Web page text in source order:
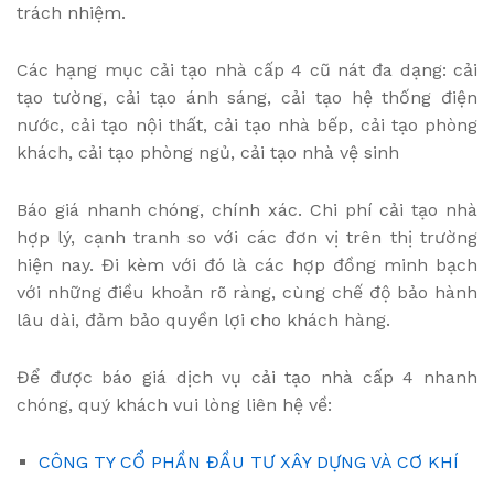
trách nhiệm.
Các hạng mục cải tạo nhà cấp 4 cũ nát đa dạng: cải
tạo tường, cải tạo ánh sáng, cải tạo hệ thống điện
nước, cải tạo nội thất, cải tạo nhà bếp, cải tạo phòng
khách, cải tạo phòng ngủ, cải tạo nhà vệ sinh
Báo giá nhanh chóng, chính xác. Chi phí cải tạo nhà
hợp lý, cạnh tranh so với các đơn vị trên thị trường
hiện nay. Đi kèm với đó là các hợp đồng minh bạch
với những điều khoản rõ ràng, cùng chế độ bảo hành
lâu dài, đảm bảo quyền lợi cho khách hàng.
Để được báo giá dịch vụ cải tạo nhà cấp 4 nhanh
chóng, quý khách vui lòng liên hệ về:
CÔNG TY CỔ PHẦN ĐẦU TƯ XÂY DỰNG VÀ CƠ KHÍ